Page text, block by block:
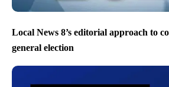
Local News 8’s editorial approach to
general election